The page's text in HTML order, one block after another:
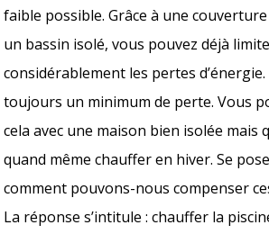
faible possible. Grâce à une
un bassin isolé, vous pouvez déjà
considérablement les pertes
toujours un minimum de perte. Vous
cela avec une maison bien isolée mais
quand même chauffer en hiver. Se
comment pouvons-nous compenser
La réponse s’intitule : chauffer la